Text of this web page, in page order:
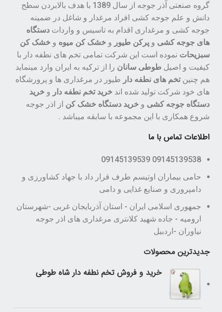
گروه صنعتی آذر جوجه از سال 1389 با هدف بالابردن سطح
دانش و علم جوجه کشی افراد مرغدار و شاغل در ضمینه
جوجه کشی و مرغداری اقدام به تاسیس و وارداتدستگاه
های جوجه کشی وپرکن طیور وخشک کن میوه وخشک کن
سبزیحات نموده است این شرکت تمامی تخم های نطفه دار با
کیفیت و اصیلطوطی سانان را از ترکیه به ایران وارد مینماید
هم چنینتخم های نطفه دار طیور در مرغداری ها و پرورشگاه
های خود شرکت تولید شده اندخرید تخم نطفه دار وخرید
دستگاه جوجه کشی وخرید دستگاه خشک کن از اذر جوجه
شروع همکاری با این مجموعه با سابقه میباشد .
اطلاعات تماس با ما
09145139538 09145139539
حامی بیماران اوتیسم طرف قرار داد با جهاد کشاورزی و
دامپروری و صنایع غذایی و دامی
جمهوری اسلامی ایران - استان آذربایجان غربی -شهرستان
ارومیه - جاده شهید کلانتری مرغداری های اذر جوجه
نیاوران -اردبیل
جدیدترین محصولات
خرید و فروش تخم نطفه دار شاه طوطی